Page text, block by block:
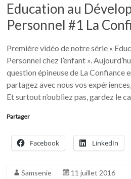
Education au
Personnel #1 La
Première vidéo de notre série «
Personnel chez l’enfant ».
question épineuse de La Confiance
partagez avec nous vos
Et surtout n’oubliez pas, gardez le
Partager
Facebook LinkedIn
Samsenie
11 juillet 2016